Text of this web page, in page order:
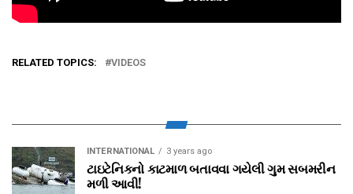
RELATED TOPICS: VIDEOS
INTERNATIONAL 3 years ago
ટાઇટેનિકનો કાટમાળ બતાવવા ગયેલી ગુમ સબમરીન
મળી આવી!